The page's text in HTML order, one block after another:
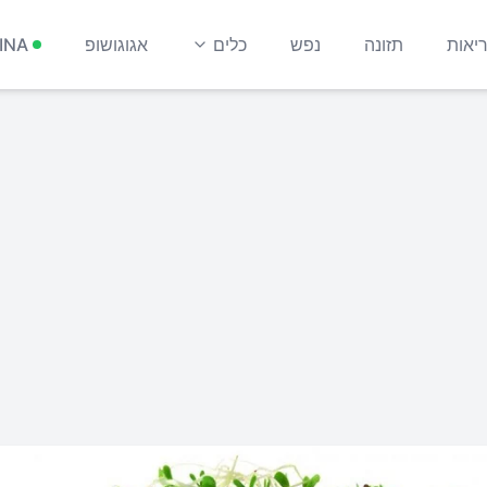
תזונה נפש כלים אגוגושופ